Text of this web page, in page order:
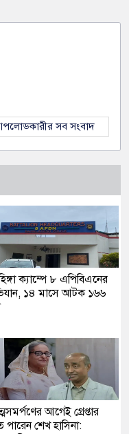
সব সংবাদ
ক্যাম্পে ৮ এপিবিএনের
১৪ মাসে আটক ১৬৬
আগেই গ্রেপ্তার
পারেন শেখ হাসিনা: